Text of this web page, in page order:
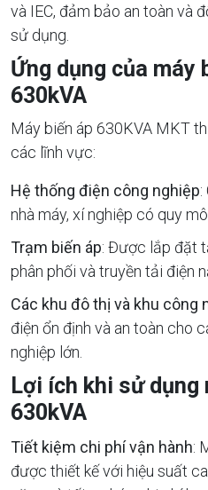
và IEC, đảm bảo an toàn và
sử dụng.
Ứng dụng của máy
630kVA
Máy biến áp 630KVA MKT
các lĩnh vực:
Hệ thống điện công nghiệp:
nhà máy, xí nghiệp có quy mô
Trạm biến áp: Được lắp đặt
phân phối và truyền tải điện
Các khu đô thị và khu công
điện ổn định và an toàn cho
nghiệp lớn.
Lợi ích khi sử dụng
630kVA
Tiết kiệm chi phí vận hành:
được thiết kế với hiệu suất